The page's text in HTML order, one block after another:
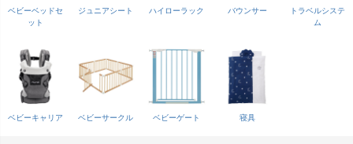
ベビーベッドセ
ット
ジュニアシート ハイローラック バウンサー
トラベルシステ
ム
ベビーキャリア ベビーサークル ベビーゲート 寝具